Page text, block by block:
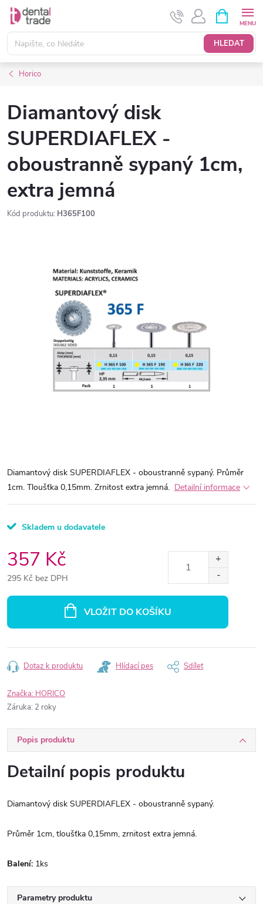
Přejít
obsah
HLEDAT
NÁKUPNÍ
KOŠÍK
Horico
Diamantový disk
SUPERDIAFLEX -
oboustranně sypaný 1cm,
extra jemná
Kód produktu: H365F100
Diamantový disk SUPERDIAFLEX - oboustranně sypaný. Průměr
1cm. Tloušťka 0,15mm. Zrnitost extra jemná. Detailní informace
Skladem u dodavatele
357 Kč
295 Kč bez DPH
VLOŽIT DO KOŠÍKU
Dotaz k produktu Hlídací pes Sdílet
Značka: HORICO
Záruka: 2 roky
Popis produktu
Detailní popis produktu
Diamantový disk SUPERDIAFLEX - oboustranně sypaný.
Průměr 1cm, tloušťka 0,15mm, zrnitost extra jemná.
Balení: 1ks
Parametry produktu